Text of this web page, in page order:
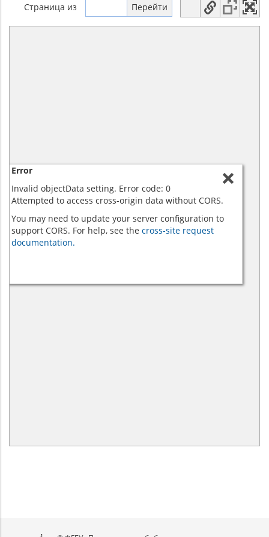
Страница из
Error
Invalid objectData setting. Error code: 0
Attempted to access cross-origin data without CORS.
You may need to update your server configuration to
support CORS. For help, see the cross-site request
documentation.